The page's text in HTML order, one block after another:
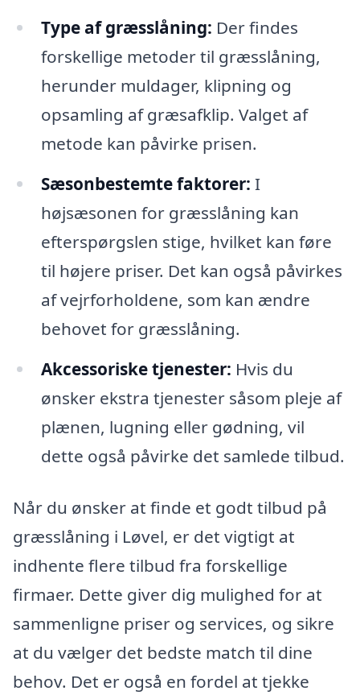
Type af græsslåning: Der findes
forskellige metoder til græsslåning,
herunder muldager, klipning og
opsamling af græsafklip. Valget af
metode kan påvirke prisen.
Sæsonbestemte faktorer: I
højsæsonen for græsslåning kan
efterspørgslen stige, hvilket kan føre
til højere priser. Det kan også påvirkes
af vejrforholdene, som kan ændre
behovet for græsslåning.
Akcessoriske tjenester: Hvis du
ønsker ekstra tjenester såsom pleje af
plænen, lugning eller gødning, vil
dette også påvirke det samlede tilbud.
Når du ønsker at finde et godt tilbud på
græsslåning i Løvel, er det vigtigt at
indhente flere tilbud fra forskellige
firmaer. Dette giver dig mulighed for at
sammenligne priser og services, og sikre
at du vælger det bedste match til dine
behov. Det er også en fordel at tjekke